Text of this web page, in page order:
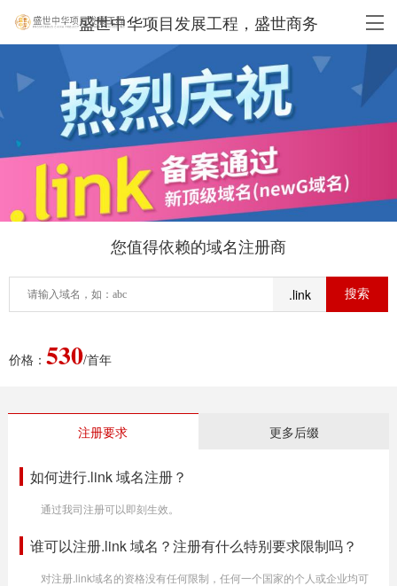
盛世中华项目发展工程，盛世商务
您值得依赖的域名注册商
.link
价格： 530/首年
注册要求 更多后缀
如何进行.link 域名注册？
通过我司注册可以即刻生效。
谁可以注册.link 域名？注册有什么特别要求限制吗？
对注册.link域名的资格没有任何限制，任何一个国家的个人或企业均可